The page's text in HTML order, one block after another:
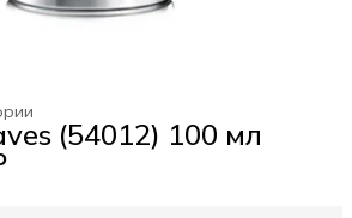
(54012) 100 мл